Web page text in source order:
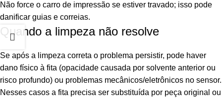
Não force o carro de impressão se estiver travado; isso pode
danificar guias e correias.
Quando a limpeza não resolve
Se após a limpeza correta o problema persistir, pode haver
dano físico à fita (opacidade causada por solvente anterior ou
risco profundo) ou problemas mecânicos/eletrônicos no sensor.
Nesses casos a fita precisa ser substituída por peça original ou